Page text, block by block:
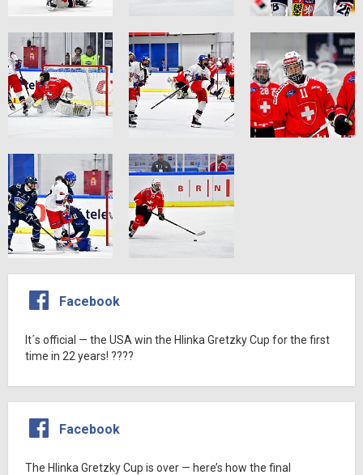
Facebook
It´s official — the USA win the Hlinka Gretzky Cup for the first
time in 22 years! ????
Facebook
The Hlinka Gretzky Cup is over — here’s how the final